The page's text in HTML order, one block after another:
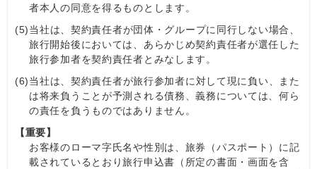
者本人の同意を得るものとします。
(5)当社は、契約責任者が団体・グループに同行しない場合、
旅行開始後においては、あらかじめ契約責任者が選任した
旅行参加者を契約責任者とみなします。
(6)当社は、契約責任者が旅行参加者に対して現に負い、また
は将来負うことが予測される債務、義務については、何ら
の責任を負うものではありません。
【重要】
お客様のローマ字氏名や性別は、旅券（パスポート）に記
載されているとおり旅行申込書（所定の書面・画面を含